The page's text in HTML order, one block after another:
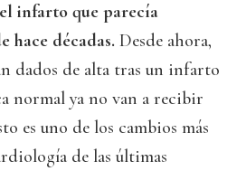
infarto que parecía
hace décadas. Desde ahora,
dados de alta tras un infarto
normal ya no van a recibir
es uno de los cambios más
de las últimas